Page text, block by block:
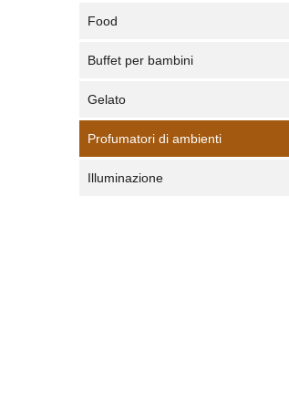
Food
Buffet per bambini
Gelato
Profumatori di ambienti
Illuminazione